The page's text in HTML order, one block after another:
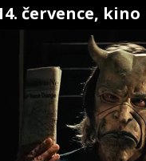
července, kino